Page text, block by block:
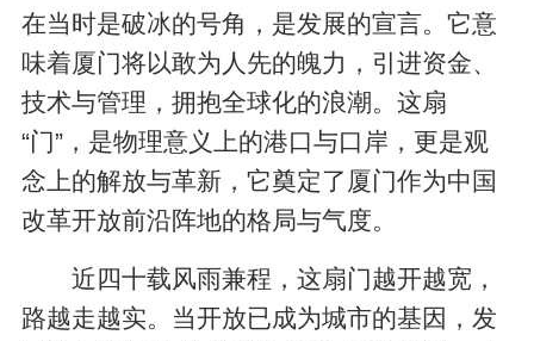
在当时是破冰的号角，是发展的宣言。它意
味着厦门将以敢为人先的魄力，引进资金、
技术与管理，拥抱全球化的浪潮。这扇
“门”，是物理意义上的港口与口岸，更是观
念上的解放与革新，它奠定了厦门作为中国
改革开放前沿阵地的格局与气度。
近四十载风雨兼程，这扇门越开越宽，
路越走越实。当开放已成为城市的基因，发